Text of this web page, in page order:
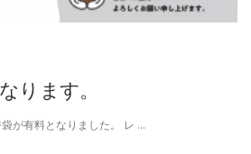
ります。
が有料となりました。 レ …